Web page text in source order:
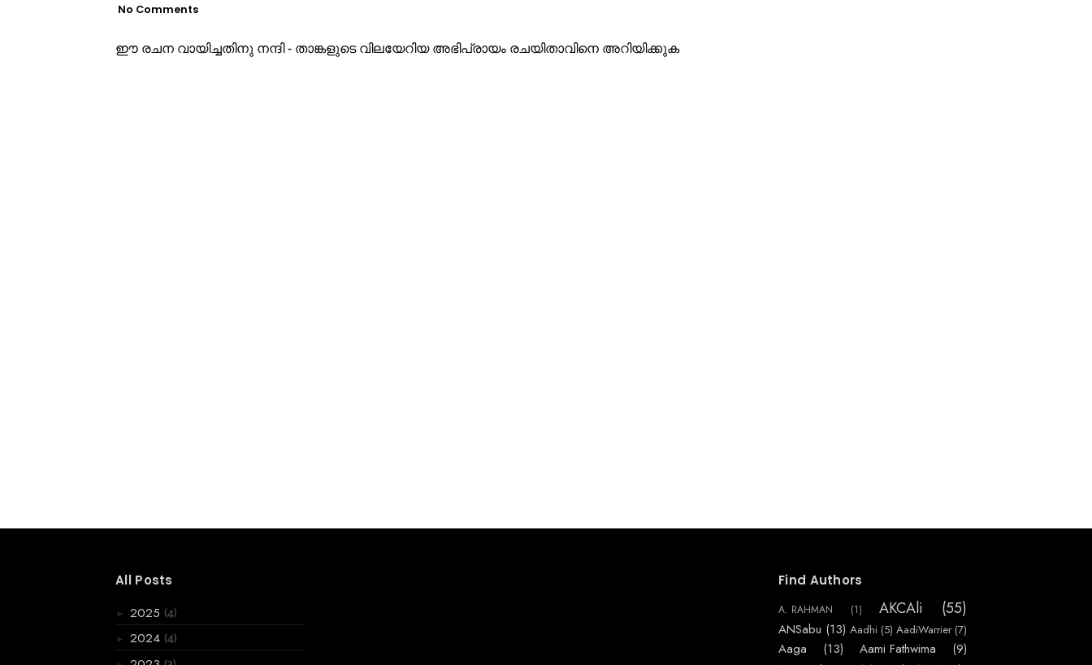
No Comments
ഈ രചന വായിച്ചതിനു നന്ദി - താങ്കളുടെ വിലയേറിയ അഭിപ്രായം രചയിതാവിനെ അറിയിക്കുക
All Posts
► 2025 (4)
► 2024 (4)
Find Authors
A. RAHMAN (1) AKCAli (55)
ANSabu (13) Aadhi (5) AadiWarrier (7)
Aaga (13) Aami Fathwima (9)